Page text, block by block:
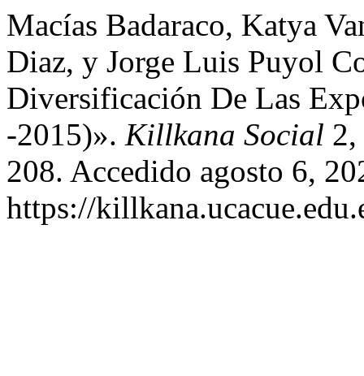
Macías Badaraco, Katya
Diaz, y Jorge Luis Puyol
Diversificación De Las
-2015)». Killkana Social
208. Accedido agosto 6,
https://